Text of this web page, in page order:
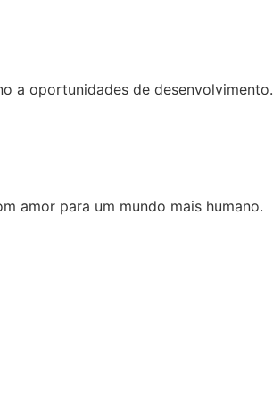
a oportunidades de desenvolvimento.
amor para um mundo mais humano.